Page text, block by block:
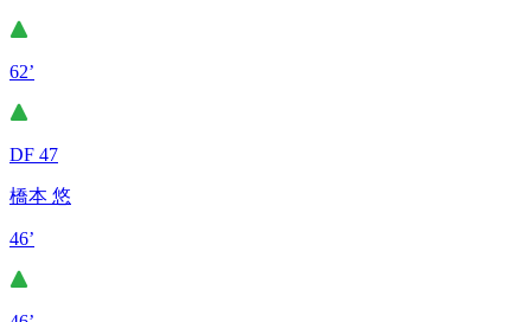
62’
DF 47
橋本 悠
46’